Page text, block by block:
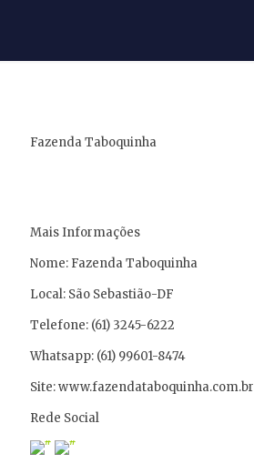
Fazenda Taboquinha
Mais Informações
Nome: Fazenda Taboquinha
Local: São Sebastião-DF
Telefone: (61) 3245-6222
Whatsapp: (61) 99601-8474
Site: www.fazendataboquinha.com.br
Rede Social